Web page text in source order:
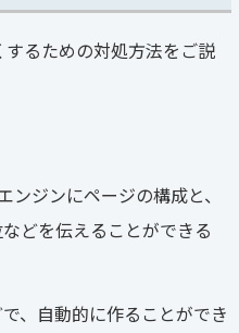
るための対処方法をご説
ンジンにページの構成と、
どを伝えることができる
、自動的に作ることができ